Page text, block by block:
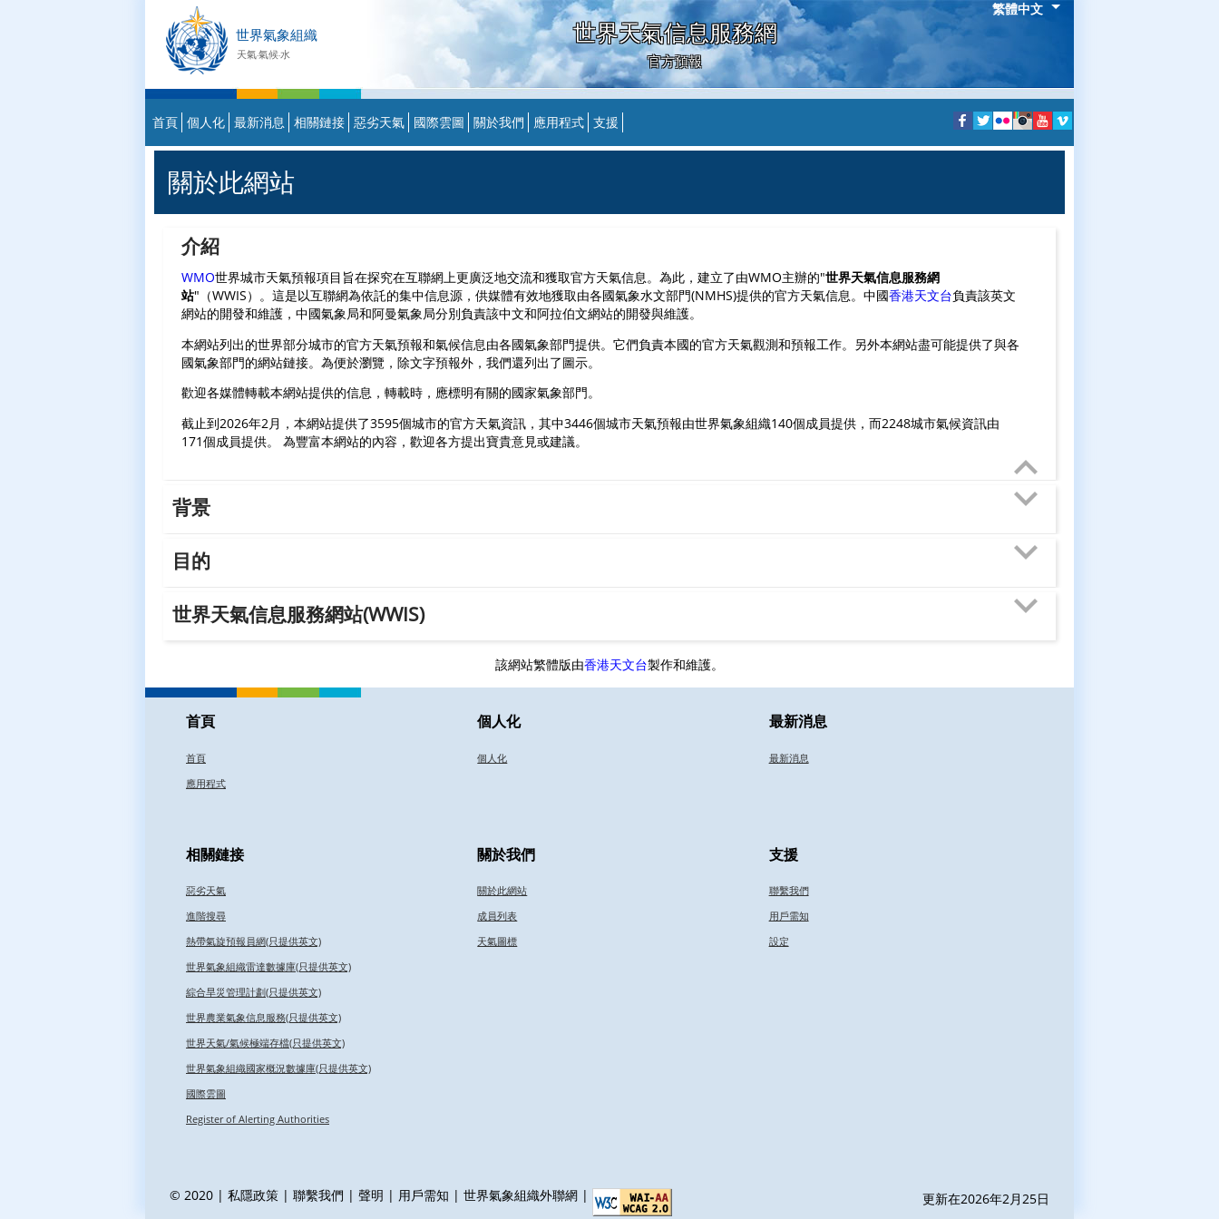
繁體中文
世界氣象組織
天氣·氣候·水
世界天氣信息服務網
官方預報
首頁 個人化 最新消息 相關鏈接 惡劣天氣 國際雲圖 關於我們 應用程式 支援
關於此網站
介紹
WMO世界城市天氣預報項目旨在探究在互聯網上更廣泛地交流和獲取官方天氣信息。為此，建立了由WMO主辦的"世界天氣信息服務網
站"（WWIS）。這是以互聯網為依託的集中信息源，供媒體有效地獲取由各國氣象水文部門(NMHS)提供​​的官方天氣信息。中國香港天文台負責該英文
網站的開發和維護，中國氣象局和阿曼氣象局分別負責該中文和阿拉伯文網站的開發與維護。
本網站列出的世界部分城市的官方天氣預報和氣候信息由各國氣象部門提供​​。它們負責本國的官方天氣觀測和預報工作。另外本網站盡可能提供了與各
國氣象部門的網站鏈接。為便於瀏覽，除文字預報外，我們還列出了圖示。
歡迎各媒體轉載本網站提供的信息，轉載時，應標明有關的國家氣象部門。
截止到2026年2月，本網站提供了3595個城市的官方天氣資訊，其中3446個城市天氣預報由世界氣象組織140個成員提供，而2248城市氣候資訊由
171個成員提供。 為豐富本網站的內容，歡迎各方提出寶貴意見或建議。
背景
目的
世界天氣信息服務網站(WWIS)
該網站繁體版由香港天文台製作和維護。
首頁
首頁
應用程式
個人化
個人化
最新消息
最新消息
相關鏈接
惡劣天氣
進階搜尋
熱帶氣旋預報員網(只提供英文)
世界氣象組織雷達數據庫(只提供英文)
綜合旱災管理計劃(只提供英文)
世界農業氣象信息服務(只提供英文)
世界天氣/氣候極端存檔(只提供英文)
世界氣象組織國家概況數據庫(只提供英文)
國際雲圖
Register of Alerting Authorities
關於我們
關於此網站
成員列表
天氣圖標
支援
聯繫我們
用戶需知
設定
© 2020 | 私隱政策 | 聯繫我們 | 聲明 | 用戶需知 | 世界氣象組織外聯網 | 更新在2026年2月25日